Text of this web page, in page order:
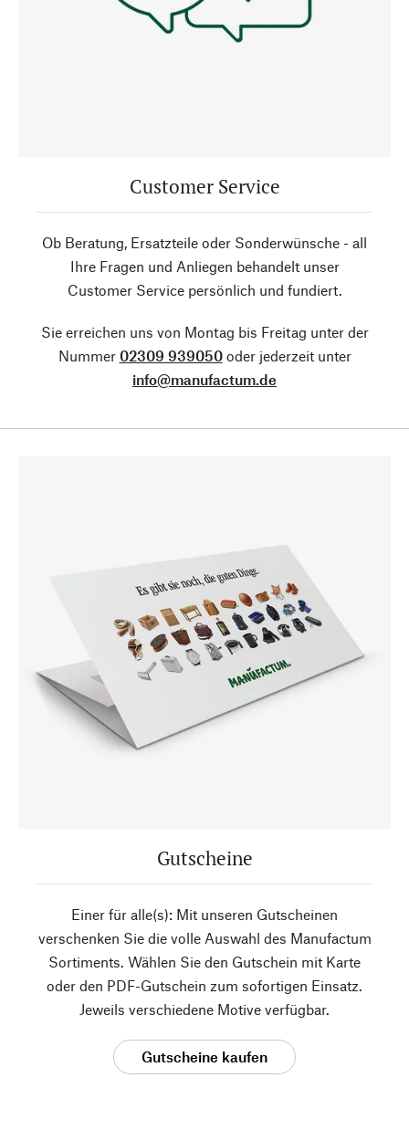
Customer Service
Ob Beratung, Ersatzteile oder Sonderwünsche - all
Ihre Fragen und Anliegen behandelt unser
Customer Service persönlich und fundiert.
Sie erreichen uns von Montag bis Freitag unter der
Nummer 02309 939050oder jederzeit unter
info@manufactum.de
Gutscheine
Einer für alle(s): Mit unseren Gutscheinen
verschenken Sie die volle Auswahl des Manufactum
Sortiments. Wählen Sie den Gutschein mit Karte
oder den PDF-Gutschein zum sofortigen Einsatz.
Jeweils verschiedene Motive verfügbar.
Gutscheine kaufen